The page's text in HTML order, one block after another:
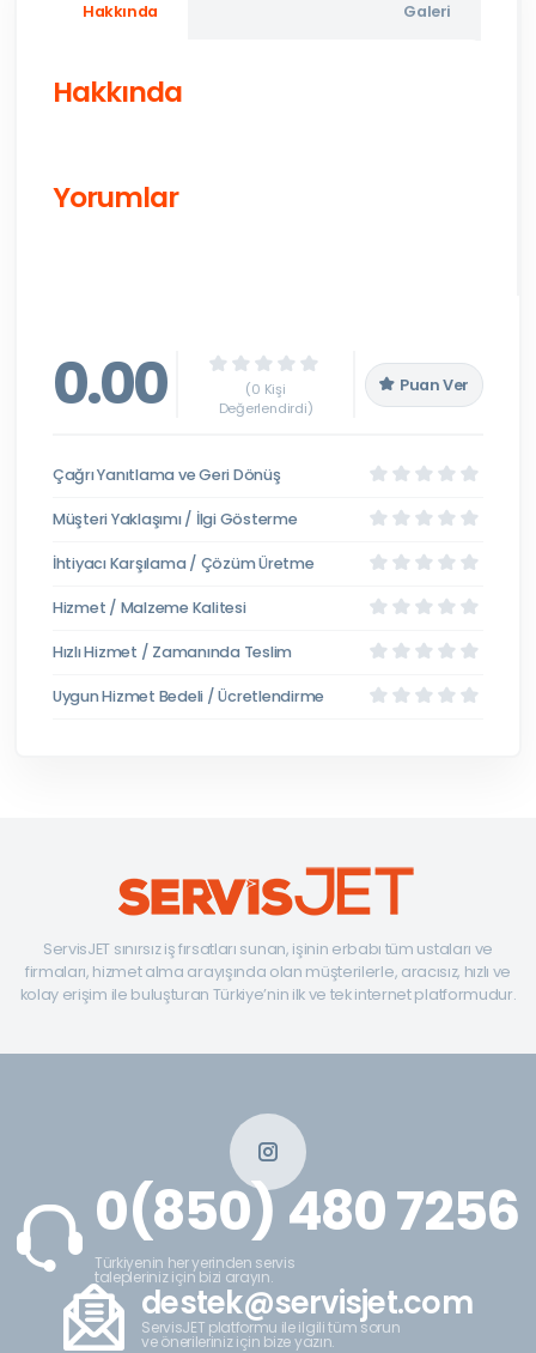
Hakkında Galeri
Hakkında
Yorumlar
0.00
(0 Kişi
Değerlendirdi)
Puan Ver
Çağrı Yanıtlama ve Geri Dönüş
Müşteri Yaklaşımı / İlgi Gösterme
İhtiyacı Karşılama / Çözüm Üretme
Hizmet / Malzeme Kalitesi
Hızlı Hizmet / Zamanında Teslim
Uygun Hizmet Bedeli / Ücretlendirme
ServisJET sınırsız iş fırsatları sunan, işinin erbabı tüm ustaları ve
firmaları, hizmet alma arayışında olan müşterilerle, aracısız, hızlı ve
kolay erişim ile buluşturan Türkiye’nin ilk ve tek internet platformudur.
0(850) 480 7256
Türkiyenin her yerinden servis
talepleriniz için bizi arayın.
destek@servisjet.com
ServisJET platformu ile ilgili tüm sorun
ve önerileriniz için bize yazın.